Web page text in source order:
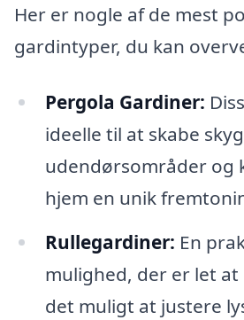
Her er nogle af de mest
gardintyper, du kan
Pergola Gardiner:
ideelle til at skabe
udendørsområder og
hjem en unik
Rullegardiner: En
mulighed, der er let
det muligt at justere